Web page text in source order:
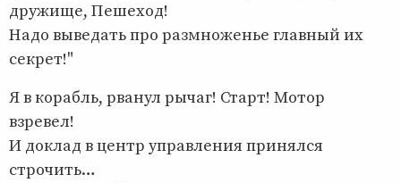
дружище, Пешеход!
Надо выведать про размноженье главный их
секрет!"
Я в корабль, рванул рычаг! Старт! Мотор
взревел!
И доклад в центр управления принялся
строчить…